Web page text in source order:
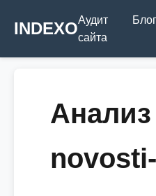
INDEXOАудит
сайта
Блог
Анализ